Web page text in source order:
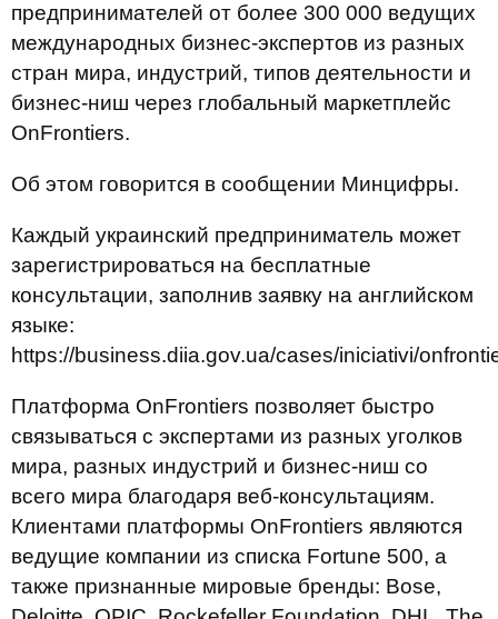
предпринимателей от более 300 000 ведущих
международных бизнес-экспертов из разных
стран мира, индустрий, типов деятельности и
бизнес-ниш через глобальный маркетплейс
OnFrontiers.
Об этом говорится в сообщении Минцифры.
Каждый украинский предприниматель может
зарегистрироваться на бесплатные
консультации, заполнив заявку на английском
языке:
https://business.diia.gov.ua/cases/iniciativi/
Платформа OnFrontiers позволяет быстро
связываться с экспертами из разных уголков
мира, разных индустрий и бизнес-ниш со
всего мира благодаря веб-консультациям.
Клиентами платформы OnFrontiers являются
ведущие компании из списка Fortune 500, а
также признанные мировые бренды: Bose,